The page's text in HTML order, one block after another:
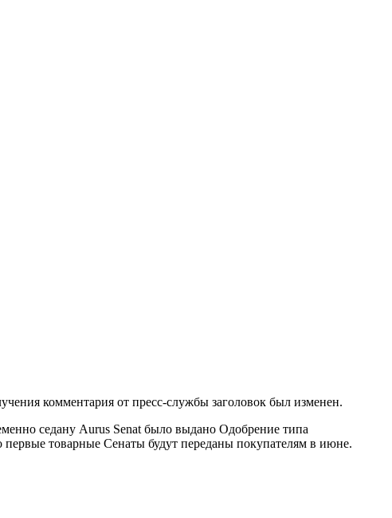
комментария от пресс-службы заголовок был изменен.
седану Aurus Senat было выдано Одобрение типа
товарные Сенаты будут переданы покупателям в июне.